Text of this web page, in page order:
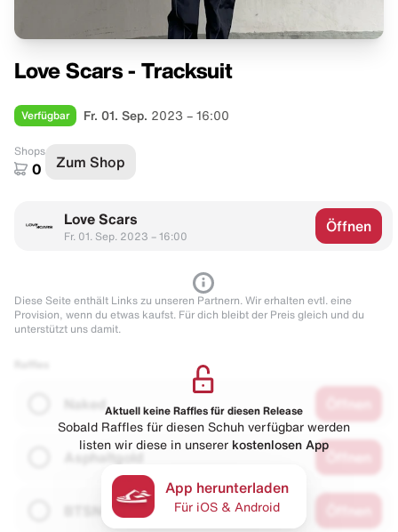
Love Scars - Tracksuit
Verfügbar Fr. 01. Sep. 2023 – 16:00
Shops
0 Zum Shop
Love Scars
Fr. 01. Sep. 2023 – 16:00
Öffnen
Diese Seite enthält Links zu unseren Partnern. Wir erhalten evtl. eine
Provision, wenn du etwas kaufst. Für dich bleibt der Preis gleich und du
unterstützt uns damit.
Naked
Asphaltgold
Aktuell keine Raffles für diesen Release
Sobald Raffles für diesen Schuh verfügbar werden
listen wir diese in unserer kostenlosen App
App herunterladen
Für iOS & Android